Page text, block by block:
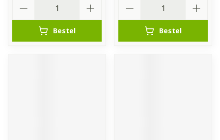
Bestel Bestel